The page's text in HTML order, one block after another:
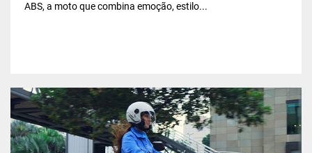
ABS, a moto que combina emoção, estilo...